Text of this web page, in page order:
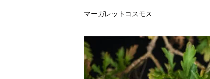
マーガレットコスモス